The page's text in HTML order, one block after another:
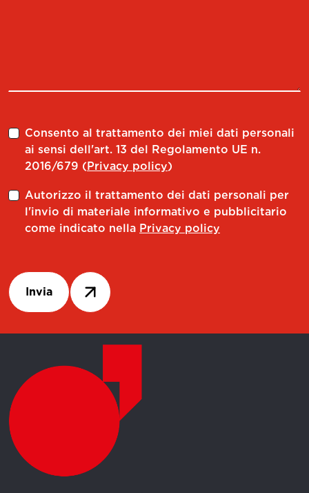
Consento al trattamento dei miei dati personali
ai sensi dell'art. 13 del Regolamento UE n.
2016/679 (Privacy policy)
Autorizzo il trattamento dei dati personali per
l'invio di materiale informativo e pubblicitario
come indicato nella Privacy policy
Invia